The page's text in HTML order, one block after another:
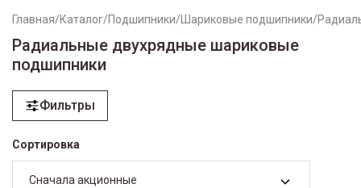
Главная/Каталог/Подшипники/ Шариковые подшипники/
Радиальные двухрядные шариковые
подшипники
Фильтры
Сортировка
Сначала акционные